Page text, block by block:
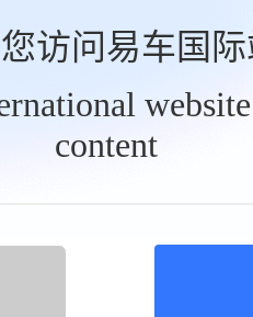
访问易车国
content
千瓦/200千瓦，WLTC工况
大功率305千瓦，三电机版每个